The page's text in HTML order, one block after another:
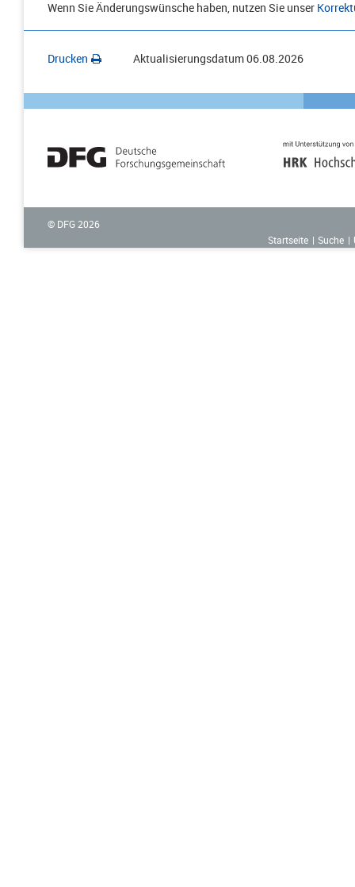
Wenn Sie Änderungswünsche haben, nutzen Sie unser
Drucken Aktualisierungsdatum06.08.2026
© DFG 2026
Startseite
Suche